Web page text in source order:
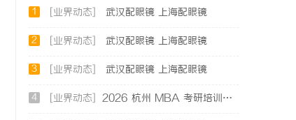
1 [业界动态] 武汉配眼镜 上海配眼镜
2 [业界动态] 武汉配眼镜 上海配眼镜
3 [业界动态] 武汉配眼镜 上海配眼镜
4 [业界动态] 2026 杭州 MBA 考研培训辅导班哪家强？三家主流考研机构推荐